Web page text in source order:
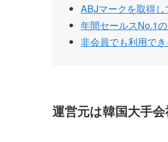
ABJマークを取得し
年間セールスNo.1
非会員でも利用でき
運営元は韓国大手